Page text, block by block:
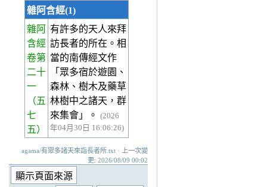
雜阿含經(1)
雜阿
含經
卷第
二十
一
（五
七
五）
有許多的天人來拜
訪長者的所在。相
當的南傳經文作
「眾多宿於遊園、
森林、樹木及藥草
林樹中之諸天，群
來集會」。
(2026
年04月30日 16:06:26)
agama/有眾多諸天來詣長者所.txt · 上一次變
更: 2026/08/09 00:02